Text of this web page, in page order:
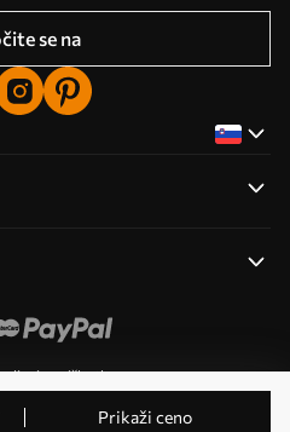
Prikaži ceno
se na
za piškotke
pridržane. Upravlja KLW